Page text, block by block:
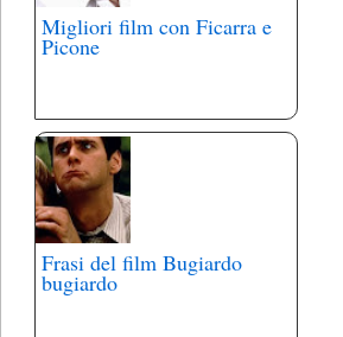
Migliori film con Ficarra e
Picone
Frasi del film Bugiardo
bugiardo